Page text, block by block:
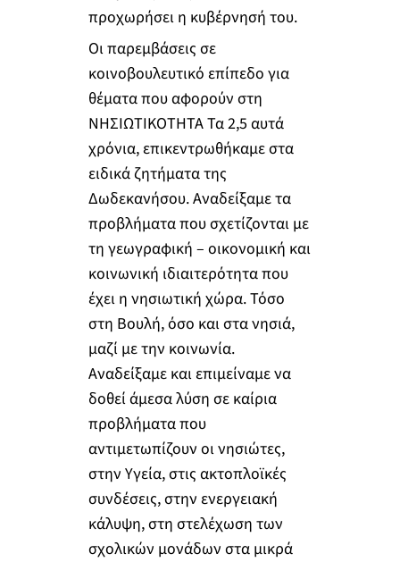
προχωρήσει η κυβέρνησή του.
Οι παρεμβάσεις σε
κοινοβουλευτικό επίπεδο για
θέματα που αφορούν στη
ΝΗΣΙΩΤΙΚΟΤΗΤΑ Τα 2,5 αυτά
χρόνια, επικεντρωθήκαμε στα
ειδικά ζητήματα της
Δωδεκανήσου. Αναδείξαμε τα
προβλήματα που σχετίζονται με
τη γεωγραφική – οικονομική και
κοινωνική ιδιαιτερότητα που
έχει η νησιωτική χώρα. Τόσο
στη Βουλή, όσο και στα νησιά,
μαζί με την κοινωνία.
Αναδείξαμε και επιμείναμε να
δοθεί άμεσα λύση σε καίρια
προβλήματα που
αντιμετωπίζουν οι νησιώτες,
στην Υγεία, στις ακτοπλοϊκές
συνδέσεις, στην ενεργειακή
κάλυψη, στη στελέχωση των
σχολικών μονάδων στα μικρά